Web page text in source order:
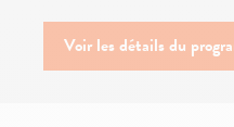
Voir les détails du